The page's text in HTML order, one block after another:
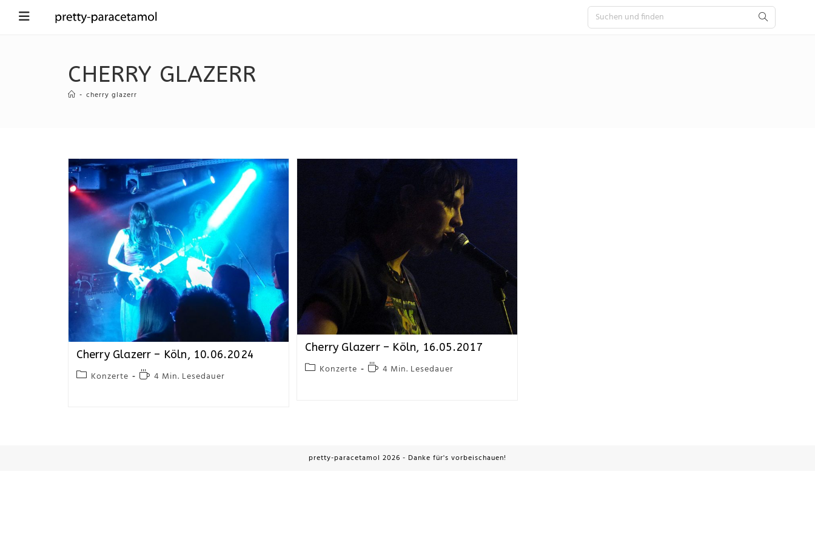
CHERRY GLAZERR
- cherry glazerr
Cherry Glazerr – Köln, 10.06.2024
Konzerte 4 Min. Lesedauer
Cherry Glazerr – Köln, 16.05.2017
Konzerte 4 Min. Lesedauer
pretty-paracetamol 2026 - Danke für's vorbeischauen!